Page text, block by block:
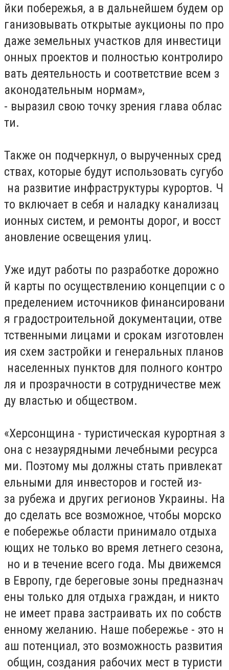
йки побережья, а в дальнейшем будем ор
ганизовывать открытые аукционы по про
даже земельных участков для инвестици
онных проектов и полностью контролиро
вать деятельность и соответствие всем з
аконодательным нормам»,
- выразил свою точку зрения глава облас
ти.
Также он подчеркнул, о вырученных сред
ствах, которые будут использовать сугубо
на развитие инфраструктуры курортов. Ч
то включает в себя и наладку канализац
ионных систем, и ремонты дорог, и восст
ановление освещения улиц.
Уже идут работы по разработке дорожно
й карты по осуществлению концепции с о
пределением источников финансировани
я градостроительной документации, отве
тственными лицами и срокам изготовлен
ия схем застройки и генеральных планов
населенных пунктов для полного контро
ля и прозрачности в сотрудничестве меж
ду властью и обществом.
«Херсонщина - туристическая курортная з
она с незаурядными лечебными ресурса
ми. Поэтому мы должны стать привлекат
ельными для инвесторов и гостей из-
за рубежа и других регионов Украины. На
до сделать все возможное, чтобы морско
е побережье области принимало отдыха
ющих не только во время летнего сезона,
но и в течение всего года. Мы движемся
в Европу, где береговые зоны предназнач
ены только для отдыха граждан, и никто
не имеет права застраивать их по собств
енному желанию. Наше побережье - это н
аш потенциал, это возможность развития
общин, создания рабочих мест в туристи